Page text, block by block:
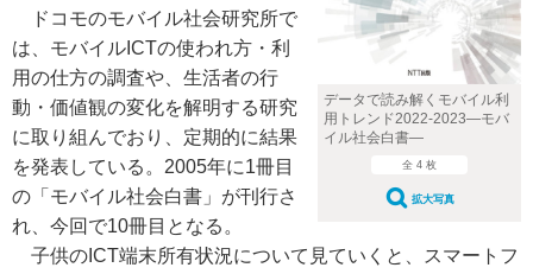
データで読み解くモバイル利
用トレンド2022-2023―モバ
イル社会白書―
全 4 枚
拡大写真
ドコモのモバイル社会研究所で
は、モバイルICTの使われ方・利
用の仕方の調査や、生活者の行
動・価値観の変化を解明する研究
に取り組んでおり、定期的に結果
を発表している。2005年に1冊目
の「モバイル社会白書」が刊行さ
れ、今回で10冊目となる。
子供のICT端末所有状況について見ていくと、スマートフ